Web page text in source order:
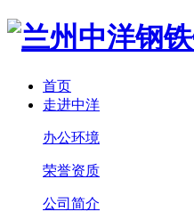
首页
走进中洋
办公环境
荣誉资质
公司简介